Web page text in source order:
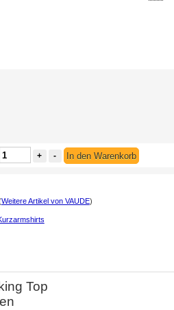
+ - In den Warenkorb
Weitere Artikel von VAUDE)
Top